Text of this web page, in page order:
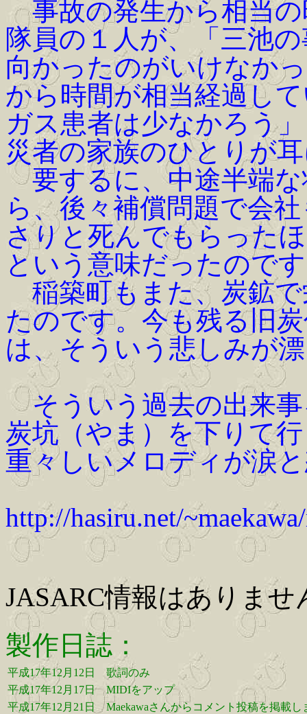
事故の発生から相当の
隊員の１人が、「三池
向かったのがいけなか
から時間が相当経過し
ガス患者は少なかろう
災者の家族のひとりが
要するに、中途半端な
ら、後々補償問題で会
さりと死んでもらった
という意味だったので
稲築町もまた、炭鉱
たのです。今も残る旧
は、そういう悲しみが
そういう過去の出来事
炭坑（やま）を下りて
重々しいメロディが涙
http://hasiru.net/
JASARC情報はありませ
製作日誌：
平成17年12月12日
歌詞のみ
平成17年12月17日
MIDIをアップ
平成17年12月21日
Maekawaさんからコメント投稿を掲載し